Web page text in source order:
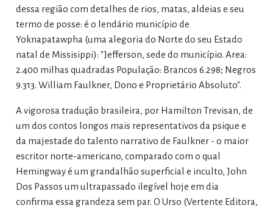
dessa região com detalhes de rios, matas, aldeias e seu
termo de posse: é o lendário município de
Yoknapatawpha (uma alegoria do Norte do seu Estado
natal de Missisippi): "Jefferson, sede do município. Area:
2.400 milhas quadradas População: Brancos 6.298; Negros
9.313. William Faulkner, Dono e Proprietário Absoluto".
A vigorosa tradução brasileira, por Hamilton Trevisan, de
um dos contos longos mais representativos da psique e
da majestade do talento narrativo de Faulkner - o maior
escritor norte-americano, comparado com o qual
Hemingway é um grandalhão superficial e inculto, John
Dos Passos um ultrapassado ilegível hoje em dia
confirma essa grandeza sem par. O Urso (Vertente Editora,